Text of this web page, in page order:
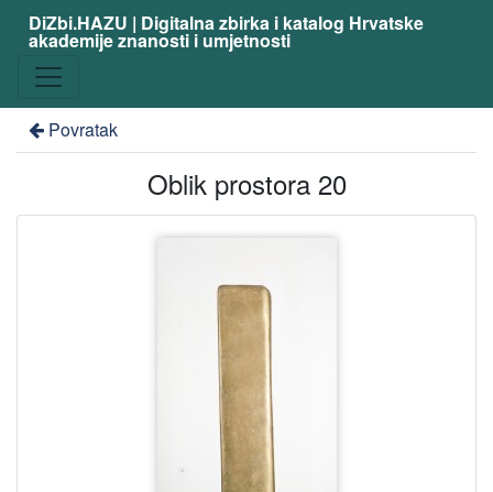
DiZbi.HAZU | Digitalna zbirka i katalog Hrvatske
akademije znanosti i umjetnosti
Povratak
Oblik prostora 20